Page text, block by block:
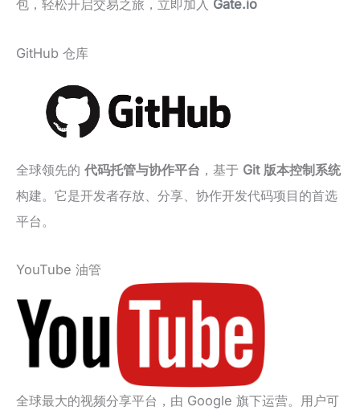
包，轻松开启交易之旅，立即加入 Gate.io
GitHub 仓库
全球领先的 代码托管与协作平台 ，基于 Git 版本控制系统
构建。它是开发者存放、分享、协作开发代码项目的首选
平台。
YouTube 油管
全球最大的视频分享平台，由 Google 旗下运营。用户可